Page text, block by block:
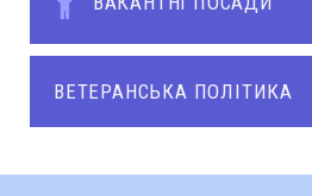
ВЕТЕРАНСЬКА ПОЛІТИКА